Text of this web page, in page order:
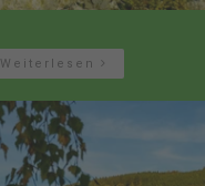
Weiterlesen